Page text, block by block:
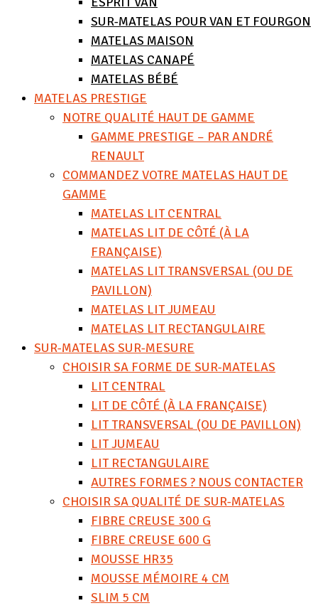
SUR-MATELAS POUR VAN ET FOURGON
MATELAS MAISON
MATELAS CANAPÉ
MATELAS BÉBÉ
MATELAS PRESTIGE
NOTRE QUALITÉ HAUT DE GAMME
GAMME PRESTIGE – PAR ANDRÉ
RENAULT
COMMANDEZ VOTRE MATELAS HAUT DE
GAMME
MATELAS LIT CENTRAL
MATELAS LIT DE CÔTÉ (À LA
FRANÇAISE)
MATELAS LIT TRANSVERSAL (OU DE
PAVILLON)
MATELAS LIT JUMEAU
MATELAS LIT RECTANGULAIRE
SUR-MATELAS SUR-MESURE
CHOISIR SA FORME DE SUR-MATELAS
LIT CENTRAL
LIT DE CÔTÉ (À LA FRANÇAISE)
LIT TRANSVERSAL (OU DE PAVILLON)
LIT JUMEAU
LIT RECTANGULAIRE
AUTRES FORMES ? NOUS CONTACTER
CHOISIR SA QUALITÉ DE SUR-MATELAS
FIBRE CREUSE 300 G
FIBRE CREUSE 600 G
MOUSSE HR35
MOUSSE MÉMOIRE 4 CM
SLIM 5 CM